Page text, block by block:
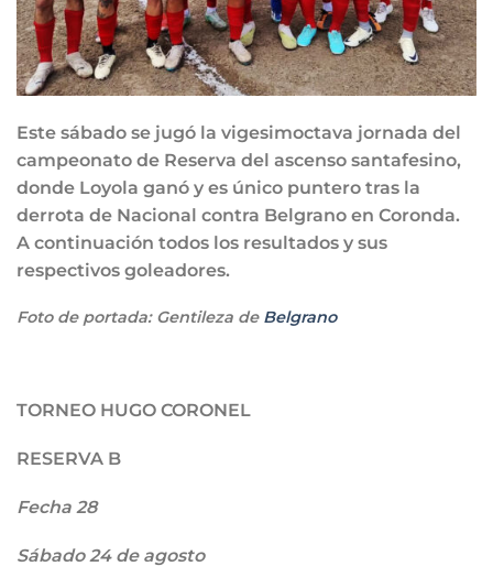
Este sábado se jugó la vigesimoctava jornada del
campeonato de Reserva del ascenso santafesino,
donde Loyola ganó y es único puntero tras la
derrota de Nacional contra Belgrano en Coronda.
A continuación todos los resultados y sus
respectivos goleadores.
Foto de portada: Gentileza de Belgrano
TORNEO HUGO CORONEL
RESERVA B
Fecha 28
Sábado 24 de agosto